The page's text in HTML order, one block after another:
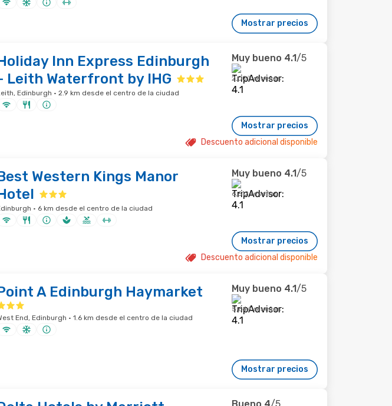
Mostrar precios
Inn Express Edinburgh
Leith Waterfront by IHG
Edinburgh · 2.9 km desde el centro de la ciudad
Muy bueno 4.1/5
2,003 reseñas
Mostrar precios
Descuento adicional disponible
Western Kings Manor
· 6 km desde el centro de la ciudad
Muy bueno 4.1/5
6,612 reseñas
Mostrar precios
Descuento adicional disponible
A Edinburgh Haymarket
End, Edinburgh · 1.6 km desde el centro de la ciudad
Muy bueno 4.1/5
5,644 reseñas
Mostrar precios